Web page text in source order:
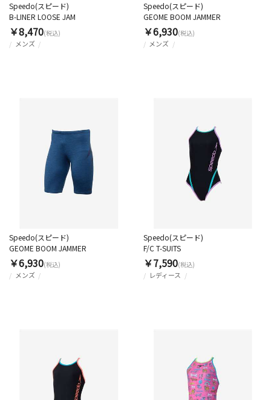
メンズ
Speedo(スピード)
B-LINER LOOSE JAM
￥8,470(税込)
メンズ
Speedo(スピード)
GEOME BOOM JAMMER
￥6,930(税込)
メンズ
Speedo(スピード)
GEOME BOOM JAMMER
￥6,930(税込)
レディース
Speedo(スピード)
F/C T-SUITS
￥7,590(税込)